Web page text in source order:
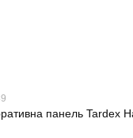
панель Tardex